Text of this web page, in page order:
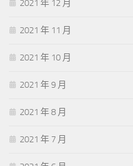
2021 年 12 月
2021 年 11 月
2021 年 10 月
2021 年 9 月
2021 年 8 月
2021 年 7 月